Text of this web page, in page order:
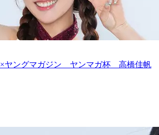
ヤングマガジン ヤンマガ杯 高橋佳帆